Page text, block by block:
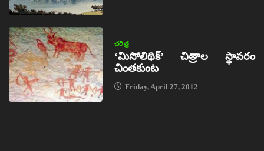
చరిత్ర
‘మిసోలిథిక్‌’ చిత్రాల స్థావరం
చింతకుంట
Friday, April 27, 2012